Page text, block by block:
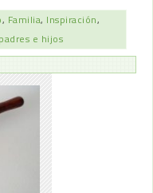
, Familia, Inspiración,
e hijos